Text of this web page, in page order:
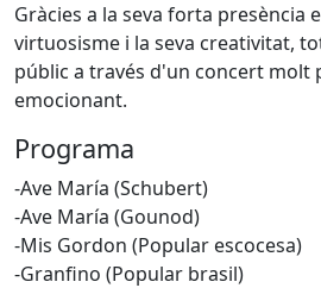
Gràcies a la seva forta presència
virtuosisme i la seva creativitat,
públic a través d'un concert molt
emocionant.
Programa
-Ave María (Schubert)
-Ave María (Gounod)
-Mis Gordon (Popular escocesa)
-Granfino (Popular brasil)